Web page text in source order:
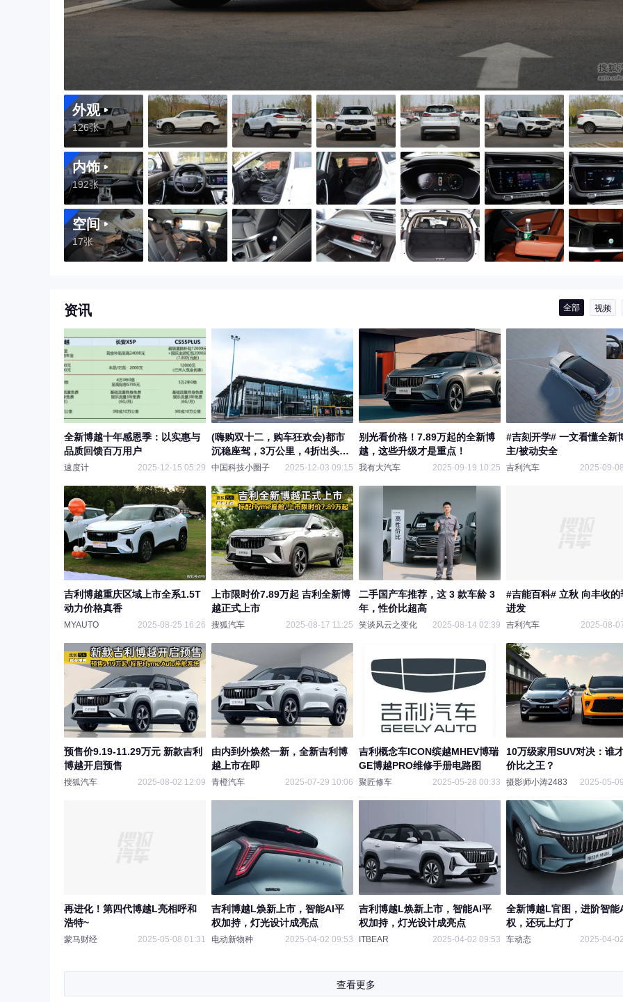
外观
126张
内饰
192张
空间
17张
资讯 全部 视频
全新博越十年感恩季：以实惠与
品质回馈百万用户
速度计 2025-12-15 05:29
(嗨购双十二，购车狂欢会)都市
沉稳座驾，3万公里，4折出头！
【吉利 博越 1.5TD 自动智联
中国科技小圈子 2025-12-03 09:15
别光看价格！7.89万起的全新博
越，这些升级才是重点！
我有大汽车 2025-09-19 10:25
#吉刻开学# 一文看懂全新
主/被动安全
吉利汽车 2025-09-
吉利博越重庆区域上市全系1.5T
动力价格真香
MYAUTO 2025-08-25 16:26
上市限时价7.89万起 吉利全新博
越正式上市
搜狐汽车 2025-08-17 11:25
二手国产车推荐，这 3 款车龄 3
年，性价比超高
笑谈风云之变化 2025-08-14 02:39
#吉能百科# 立秋 向丰收的
进发
吉利汽车 2025-08-
预售价9.19-11.29万元 新款吉利
博越开启预售
搜狐汽车 2025-08-02 12:09
由内到外焕然一新，全新吉利博
越上市在即
青橙汽车 2025-07-29 10:06
吉利概念车ICON缤越MHEV博瑞
GE博越PRO维修手册电路图
聚匠修车 2025-05-28 00:33
10万级家用SUV对决：谁
价比之王？
摄影师小涛2483 2025-05-
再进化！第四代博越L亮相呼和
浩特~
蒙马财经 2025-05-08 01:31
吉利博越L焕新上市，智能AI平
权加持，灯光设计成亮点
电动新物种 2025-04-02 09:53
吉利博越L焕新上市，智能AI平
权加持，灯光设计成亮点
ITBEAR 2025-04-02 09:53
全新博越L官图，进阶智能
权，还玩上灯了
车动态 2025-04-
查看更多